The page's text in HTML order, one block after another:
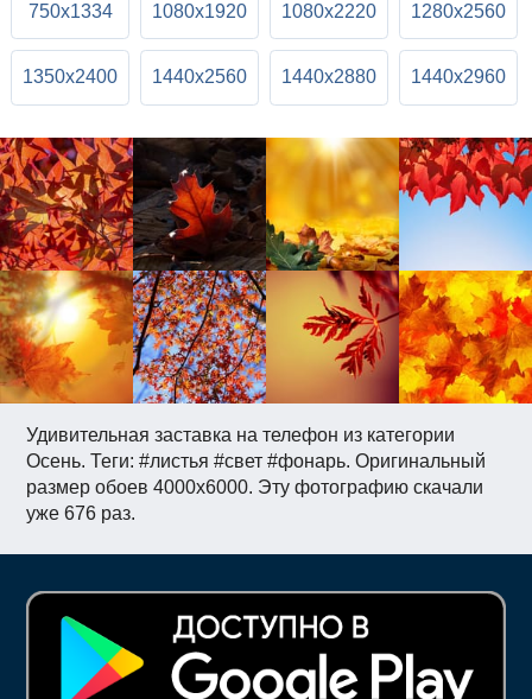
Удивительная заставка на телефон из категории
Осень. Теги: #листья #свет #фонарь. Оригинальный
размер обоев 4000x6000. Эту фотографию скачали
уже 676 раз.
750x1334 1080x1920 1080x2220 1280x2560
1350x2400 1440x2560 1440x2880 1440x2960